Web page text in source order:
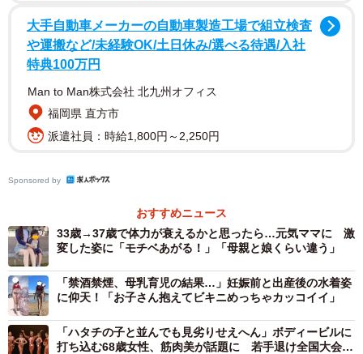
運動を始めたきっかけ（提供画像）
【1位：体重・体型が気になった】
▽お腹が出てきたので始めました（53歳男性）
▽美容系の仕事をしているため、いつまでも若くスタイル
のいい体でいたくて（41歳女性）
▽現場仕事からデスクワークに変わったところ、下半身の
肉が気になりだしました（32歳女性）
大手自動車メーカーの自動車製造工場で組立検査
や運搬など/未経験OK/土日休み/選べる待遇/入社
特典100万円
Man to Man株式会社 北九州オフィス
福岡県 直方市
派遣社員：時給1,800円～2,250円
Sponsored by
おすすめニュース
33歳→37歳で体力が衰えるかと思ったら…元気ママに 激
変した姿に「モチベあがる！」「母親と娘くらい違う」
「禁酒禁煙、母乳育児の結果…」妊娠前と出産後の水着姿
に仰天！「お子さん抱えてビキニめっちゃカッコイイ」
「ハタチの子と並んでも見劣りせえへん」ボディービルに
打ち込む68歳女性、筋肉美が話題に 若手退け全国大会優